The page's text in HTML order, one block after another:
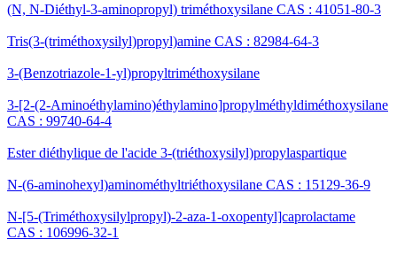
(N, N-Diéthyl-3-aminopropyl) triméthoxysilane CAS : 41051-80-3
Tris(3-(triméthoxysilyl)propyl)amine CAS : 82984-64-3
3-(Benzotriazole-1-yl)propyltriméthoxysilane
3-[2-(2-Aminoéthylamino)éthylamino]propylméthyldiméthoxysilane
CAS : 99740-64-4
Ester diéthylique de l'acide 3-(triéthoxysilyl)propylaspartique
N-(6-aminohexyl)aminométhyltriéthoxysilane CAS : 15129-36-9
N-[5-(Triméthoxysilylpropyl)-2-aza-1-oxopentyl]caprolactame
CAS : 106996-32-1